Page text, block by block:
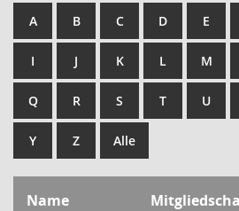
A B C D E
I J K L M
Q R S T U
Y Z Alle
Name